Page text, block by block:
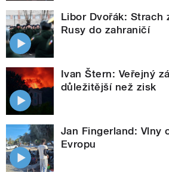
Libor Dvořák: Strach
Rusy do zahraničí
Ivan Štern: Veřejný
důležitější než zisk
Jan Fingerland: Vlny
Evropu